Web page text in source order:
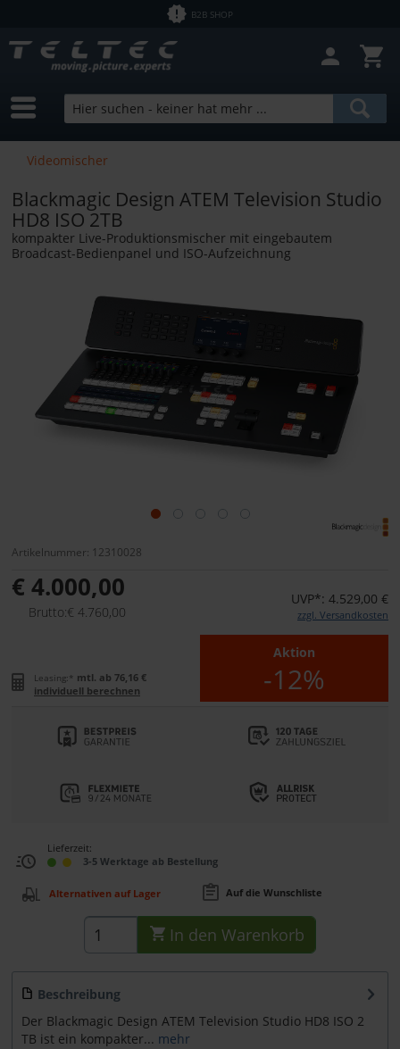
B2B SHOP
Videomischer
Blackmagic Design ATEM Television Studio
HD8 ISO 2TB
kompakter Live-Produktionsmischer mit eingebautem
Broadcast-Bedienpanel und ISO-Aufzeichnung
Artikelnummer: 12310028
€ 4.000,00
Brutto:€ 4.760,00
UVP*: 4.529,00 €
zzgl. Versandkosten
Aktion
-12%
Leasing:* mtl. ab 76,16 €
individuell berechnen
Lieferzeit:
3-5 Werktage ab Bestellung
Alternativen auf Lager Auf die Wunschliste
In den Warenkorb
Beschreibung
Der Blackmagic Design ATEM Television Studio HD8 ISO 2
TB ist ein kompakter... mehr